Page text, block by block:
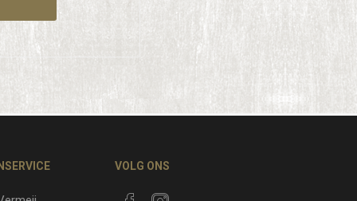
VOLG ONS